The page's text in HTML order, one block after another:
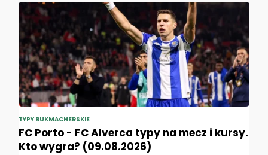
TYPY BUKMACHERSKIE
FC Porto - FC Alverca typy na mecz i kursy.
Kto wygra? (09.08.2026)